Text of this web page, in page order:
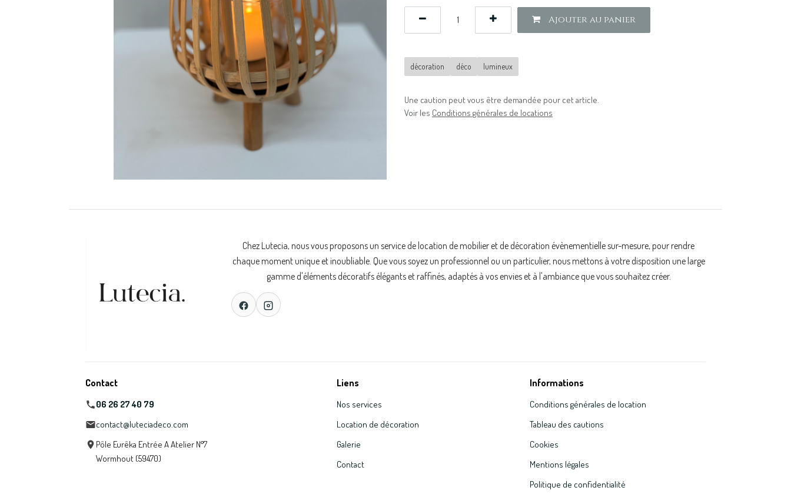
Ajouter au panier
décoration déco lumineux
Une caution peut vous être demandée pour cet article.
Voir les Conditions générales de locations
Chez Lutecia, nous vous proposons un service de location de mobilier et de décoration évènementielle sur-mesure, pour rendre
chaque moment unique et inoubliable. Que vous soyez un professionnel ou un particulier, nous mettons à votre disposition une large
gamme d'éléments décoratifs élégants et raffinés, adaptés à vos envies et à l'ambiance que vous souhaitez créer.
Contact
06 26 27 40 79
contact@luteciadeco.com
Pôle Eurêka Entrée A Atelier N°7
Wormhout (59470)
Liens
Nos services
Location de décoration
Galerie
Contact
Informations
Conditions générales de location
Tableau des cautions
Cookies
Mentions légales
Politique de confidentialité